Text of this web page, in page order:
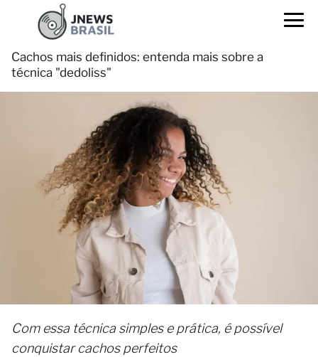
Cachos mais definidos: entenda mais sobre a
técnica "dedoliss"
Com essa técnica simples e prática, é possível
conquistar cachos perfeitos